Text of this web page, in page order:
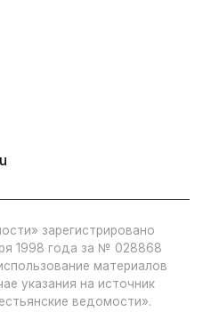
зарегистрировано
1998 года за № 028868
материалов
указания на источник
ведомости».